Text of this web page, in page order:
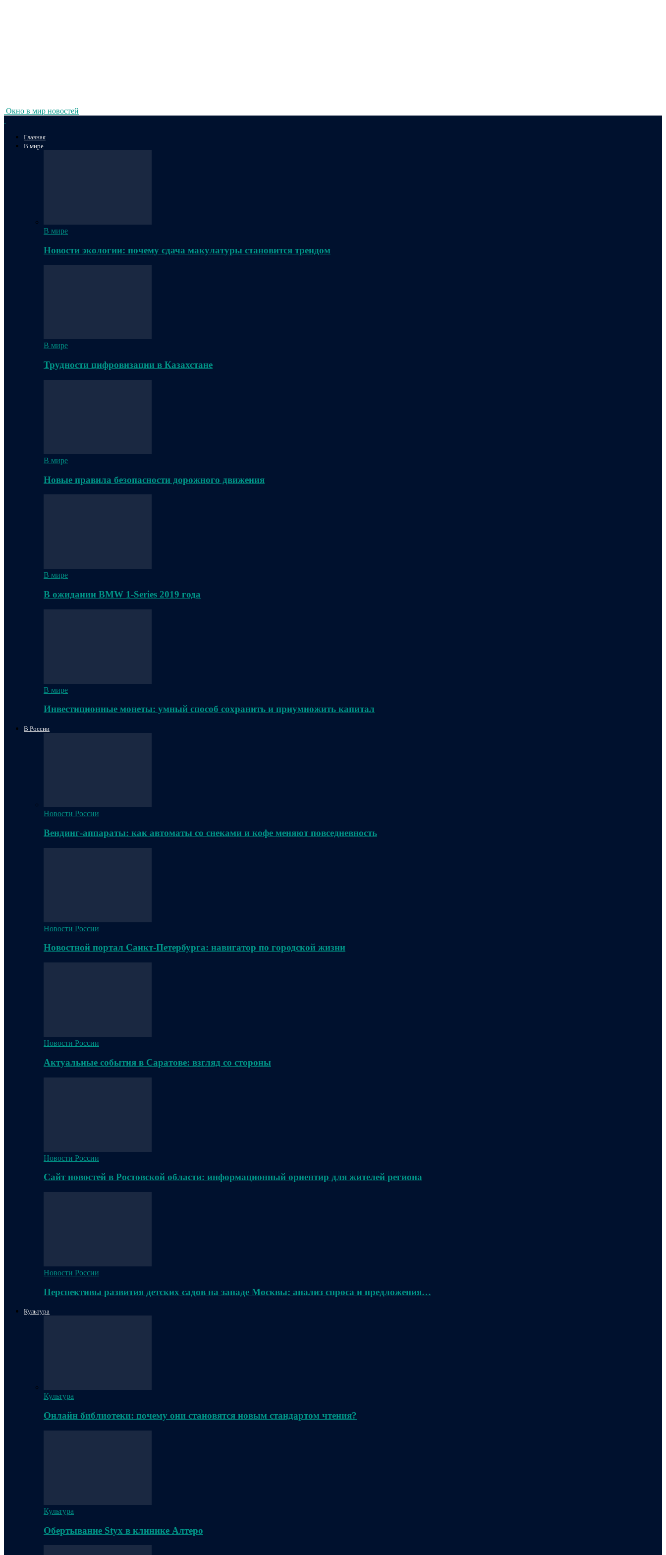
Окно в мир новостей
Главная
В мире
В мире
Новости экологии: почему сдача макулатуры становится трендом
В мире
Трудности цифровизации в Казахстане
В мире
Новые правила безопасности дорожного движения
В мире
В ожидании BMW 1-Series 2019 года
В мире
Инвестиционные монеты: умный способ сохранить и приумножить капитал
В России
Новости России
Вендинг-аппараты: как автоматы со снеками и кофе меняют повседневность
Новости России
Новостной портал Санкт-Петербурга: навигатор по городской жизни
Новости России
Актуальные события в Саратове: взгляд со стороны
Новости России
Сайт новостей в Ростовской области: информационный ориентир для жителей региона
Новости России
Перспективы развития детских садов на западе Москвы: анализ спроса и предложения…
Культура
Культура
Онлайн библиотеки: почему они становятся новым стандартом чтения?
Культура
Обертывание Styx в клинике Алтеро